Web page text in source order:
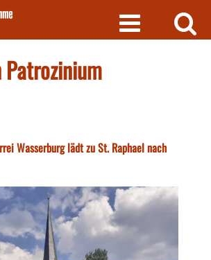
Patrozinium
Wasserburg lädt zu St. Raphael nach